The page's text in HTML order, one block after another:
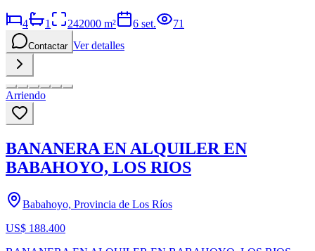
4 1 242000 m² 6 set. 71
Contactar Ver detalles
Arriendo
BANANERA EN ALQUILER EN
BABAHOYO, LOS RIOS
Babahoyo, Provincia de Los Ríos
US$ 188.400